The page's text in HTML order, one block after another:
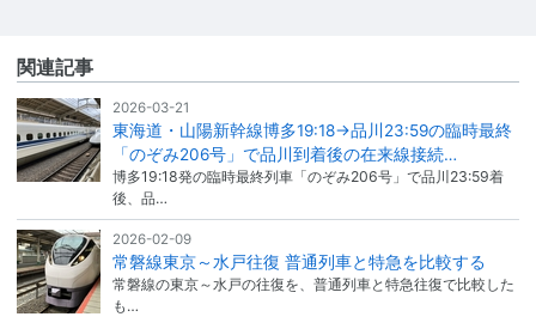
関連記事
2026-03-21
東海道・山陽新幹線博多19:18→品川23:59の臨時最終
「のぞみ206号」で品川到着後の在来線接続…
博多19:18発の臨時最終列車「のぞみ206号」で品川23:59着
後、品…
2026-02-09
常磐線東京～水戸往復 普通列車と特急を比較する
常磐線の東京～水戸の往復を、普通列車と特急往復で比較した
も…